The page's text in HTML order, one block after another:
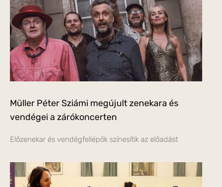
Müller Péter Sziámi megújult zenekara és
vendégei a zárókoncerten
Előzenekar és vendégfellépők színesítik az előadást